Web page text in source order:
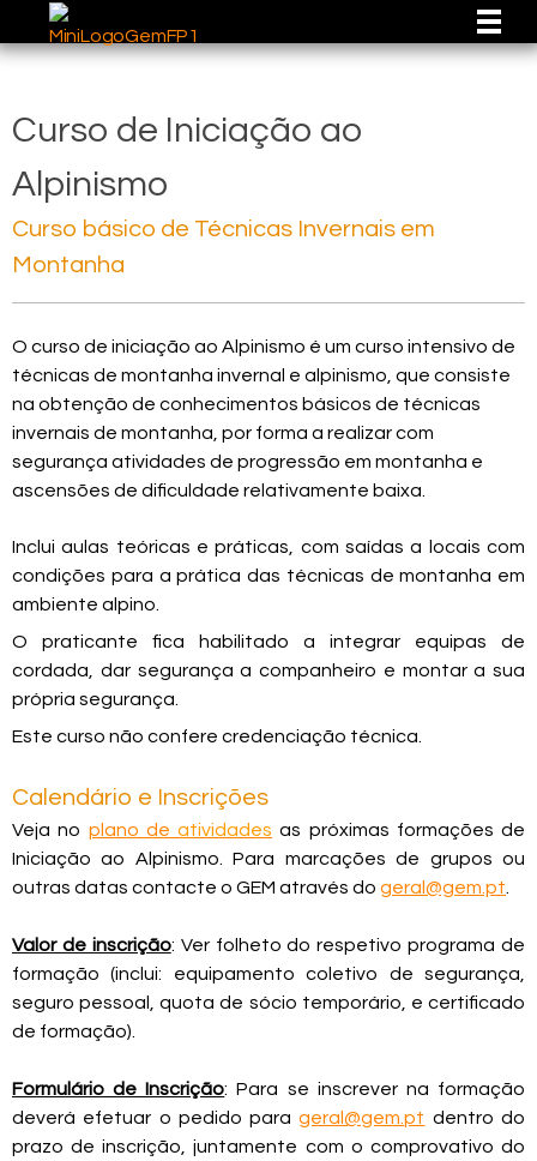
GEM - GRUPO DE ESPELEOLOGIA E MONTANHISMO
Grupo de Espeleologia e Montanhismo
Curso de Iniciação ao
Alpinismo
Curso básico de Técnicas Invernais em
Montanha
O curso de iniciação ao Alpinismo é um curso intensivo de
técnicas de montanha invernal e alpinismo, que consiste
na obtenção de conhecimentos básicos de técnicas
invernais de montanha, por forma a realizar com
segurança atividades de progressão em montanha e
ascensões de dificuldade relativamente baixa.
Inclui aulas teóricas e práticas, com saídas a locais com
condições para a prática das técnicas de montanha em
ambiente alpino.
O praticante fica habilitado a integrar equipas de
cordada, dar segurança a companheiro e montar a sua
própria segurança.
Este curso não confere credenciação técnica.
Calendário e Inscrições
Veja no plano de atividades as próximas formações de
Iniciação ao Alpinismo. Para marcações de grupos ou
outras datas contacte o GEM através do geral@gem.pt
Valor de inscrição: Ver folheto do respetivo programa de
formação (inclui: equipamento coletivo de segurança,
seguro pessoal, quota de sócio temporário, e certificado
de formação).
Formulário de Inscrição: Para se inscrever na formação
deverá efetuar o pedido parageral@gem.pt dentro do
prazo de inscrição, juntamente com o comprovativo do